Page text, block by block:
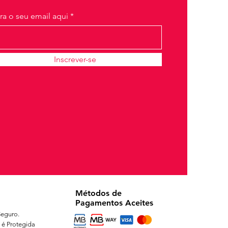
o seu email aqui
Inscrever-se
Protegida
Métodos de
Pagamentos Aceites